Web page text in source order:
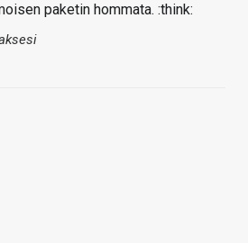
paketin hommata. :think: